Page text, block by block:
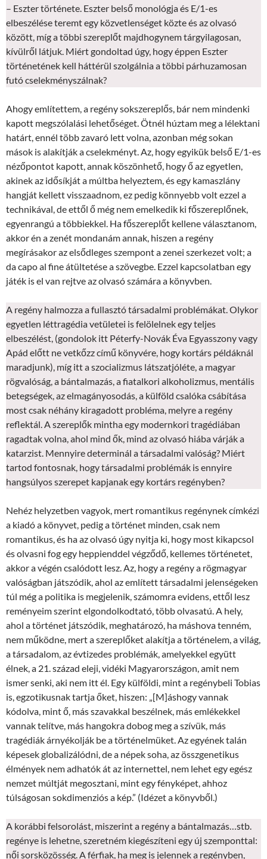
– Eszter története. Eszter belső monológja és E/1-es
elbeszélése teremt egy közvetlenséget közte és az olvasó
között, míg a többi szereplőt majdhogynem tárgyilagosan,
kívülről látjuk. Miért gondoltad úgy, hogy éppen Eszter
történetének kell háttérül szolgálnia a többi párhuzamosan
futó cselekményszálnak?
Ahogy említettem, a regény sokszereplős, bár nem mindenki
kapott megszólalási lehetőséget. Ötnél húztam meg a lélektani
határt, ennél több zavaró lett volna, azonban még sokan
mások is alakítják a cselekményt. Az, hogy egyikük belső E/1-es
nézőpontot kapott, annak köszönhető, hogy ő az egyetlen,
akinek az idősíkját a múltba helyeztem, és egy kamaszlány
hangját kellett visszaadnom, ez pedig könnyebb volt ezzel a
technikával, de ettől ő még nem emelkedik ki főszereplőnek,
egyenrangú a többiekkel. Ha főszereplőt kellene választanom,
akkor én a zenét mondanám annak, hiszen a regény
megírásakor az elsődleges szempont a zenei szerkezet volt; a
da capo al fine átültetése a szövegbe. Ezzel kapcsolatban egy
játék is el van rejtve az olvasó számára a könyvben.
A regény halmozza a fullasztó társadalmi problémákat. Olykor
egyetlen léttragédia vetületei is felölelnek egy teljes
elbeszélést, (gondolok itt Péterfy-Novák Éva Egyasszony vagy
Apád előtt ne vetkőzz című könyvére, hogy kortárs példáknál
maradjunk), míg itt a szocializmus látszatjóléte, a magyar
rögvalóság, a bántalmazás, a fiatalkori alkoholizmus, mentális
betegségek, az elmagányosodás, a külföld csalóka csábítása
most csak néhány kiragadott probléma, melyre a regény
reflektál. A szereplők mintha egy modernkori tragédiában
ragadtak volna, ahol mind ők, mind az olvasó hiába várják a
katarzist. Mennyire determinál a társadalmi valóság? Miért
tartod fontosnak, hogy társadalmi problémák is ennyire
hangsúlyos szerepet kapjanak egy kortárs regényben?
Nehéz helyzetben vagyok, mert romantikus regénynek címkézi
a kiadó a könyvet, pedig a történet minden, csak nem
romantikus, és ha az olvasó úgy nyitja ki, hogy most kikapcsol
és olvasni fog egy heppienddel végződő, kellemes történetet,
akkor a végén csalódott lesz. Az, hogy a regény a rögmagyar
valóságban játszódik, ahol az említett társadalmi jelenségeken
túl még a politika is megjelenik, számomra evidens, ettől lesz
reményeim szerint elgondolkodtató, több olvasatú. A hely,
ahol a történet játszódik, meghatározó, ha máshova tenném,
nem működne, mert a szereplőket alakítja a történelem, a világ,
a társadalom, az évtizedes problémák, amelyekkel együtt
élnek, a 21. század eleji, vidéki Magyarországon, amit nem
ismer senki, aki nem itt él. Egy külföldi, mint a regénybeli Tobias
is, egzotikusnak tartja őket, hiszen: „[M]áshogy vannak
kódolva, mint ő, más szavakkal beszélnek, más emlékekkel
vannak telítve, más hangokra dobog meg a szívük, más
tragédiák árnyékolják be a történelmüket. Az egyének talán
képesek globalizálódni, de a népek soha, az összgenetikus
élmények nem adhatók át az internettel, nem lehet egy egész
nemzet múltját megosztani, mint egy fényképet, ahhoz
túlságosan sokdimenziós a kép.” (Idézet a könyvből.)
A korábbi felsorolást, miszerint a regény a bántalmazás…stb.
regénye is lehetne, szeretném kiegészíteni egy új szemponttal:
női sorsközösség. A férfiak, ha meg is jelennek a regényben,